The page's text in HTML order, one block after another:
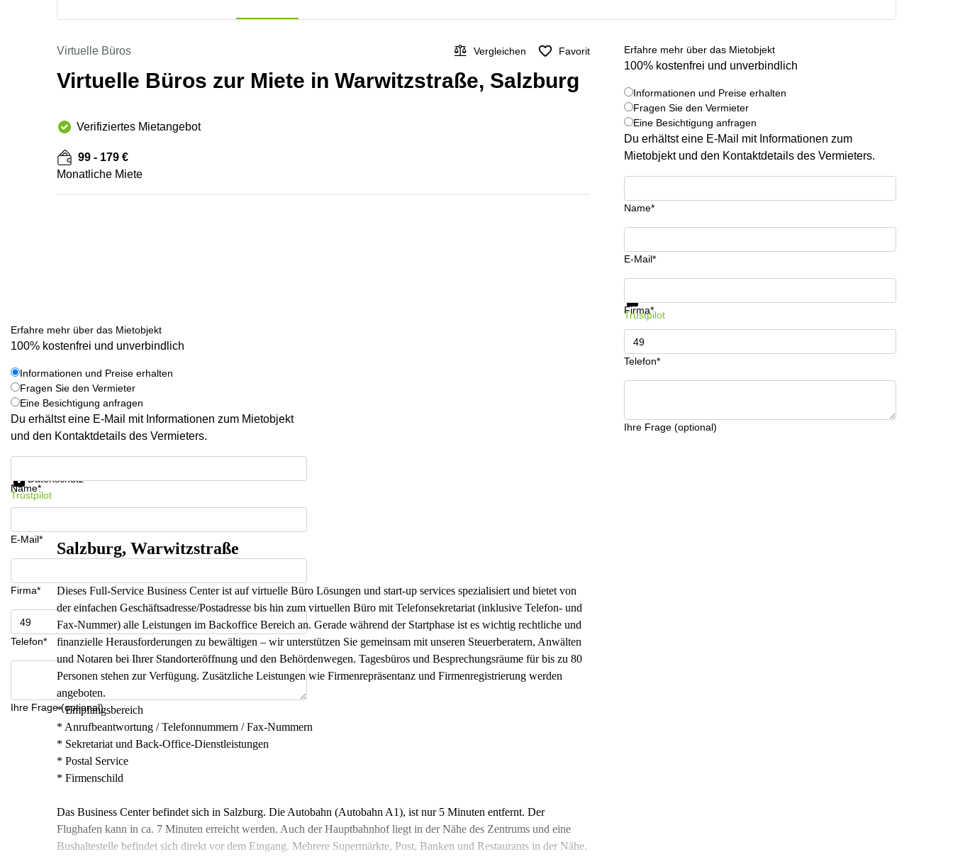
Virtuelle Büros Vergleichen Favorit
Virtuelle Büros zur Miete in Warwitzstraße, Salzburg
Verifiziertes Mietangebot
99 - 179 €
Monatliche Miete
Erfahre mehr über das Mietobjekt
100% kostenfrei und unverbindlich
Informationen und Preise erhalten
Fragen Sie den Vermieter
Eine Besichtigung anfragen
Du erhältst eine E-Mail mit Informationen zum
Mietobjekt und den Kontaktdetails des Vermieters.
Name*
E-Mail*
Firma*
Telefon*
Ihre Frage (optional)
Informationen und Preise erhalten
Trustpilot
Erfahre mehr über das Mietobjekt
100% kostenfrei und unverbindlich
Informationen und Preise erhalten
Fragen Sie den Vermieter
Eine Besichtigung anfragen
Du erhältst eine E-Mail mit Informationen zum Mietobjekt
und den Kontaktdetails des Vermieters.
Name*
E-Mail*
Firma*
Telefon*
Ihre Frage (optional)
Datenschutz
Trustpilot
Salzburg, Warwitzstraße
Dieses Full-Service Business Center ist auf virtuelle Büro Lösungen und start-up services spezialisiert und bietet von
der einfachen Geschäftsadresse/Postadresse bis hin zum virtuellen Büro mit Telefonsekretariat (inklusive Telefon- und
Fax-Nummer) alle Leistungen im Backoffice Bereich an. Gerade während der Startphase ist es wichtig rechtliche und
finanzielle Herausforderungen zu bewältigen – wir unterstützen Sie gemeinsam mit unseren Steuerberatern, Anwälten
und Notaren bei Ihrer Standorteröffnung und den Behördenwegen. Tagesbüros und Besprechungsräume für bis zu 80
Personen stehen zur Verfügung. Zusätzliche Leistungen wie Firmenrepräsentanz und Firmenregistrierung werden
angeboten.
* Empfangsbereich
* Anrufbeantwortung / Telefonnummern / Fax-Nummern
* Sekretariat und Back-Office-Dienstleistungen
* Postal Service
* Firmenschild
Das Business Center befindet sich in Salzburg. Die Autobahn (Autobahn A1), ist nur 5 Minuten entfernt. Der
Flughafen kann in ca. 7 Minuten erreicht werden. Auch der Hauptbahnhof liegt in der Nähe des Zentrums und eine
Bushaltestelle befindet sich direkt vor dem Eingang. Mehrere Supermärkte, Post, Banken und Restaurants in der Nähe.